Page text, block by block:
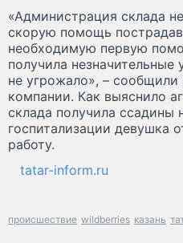
«Администрация склада
скорую помощь
необходимую первую
получила
не угрожало», – сообщили
компании. Как выяснило
склада получила ссадины
госпитализации девушка
работу.
tatar-inform.ru
происшествие wildberries казань